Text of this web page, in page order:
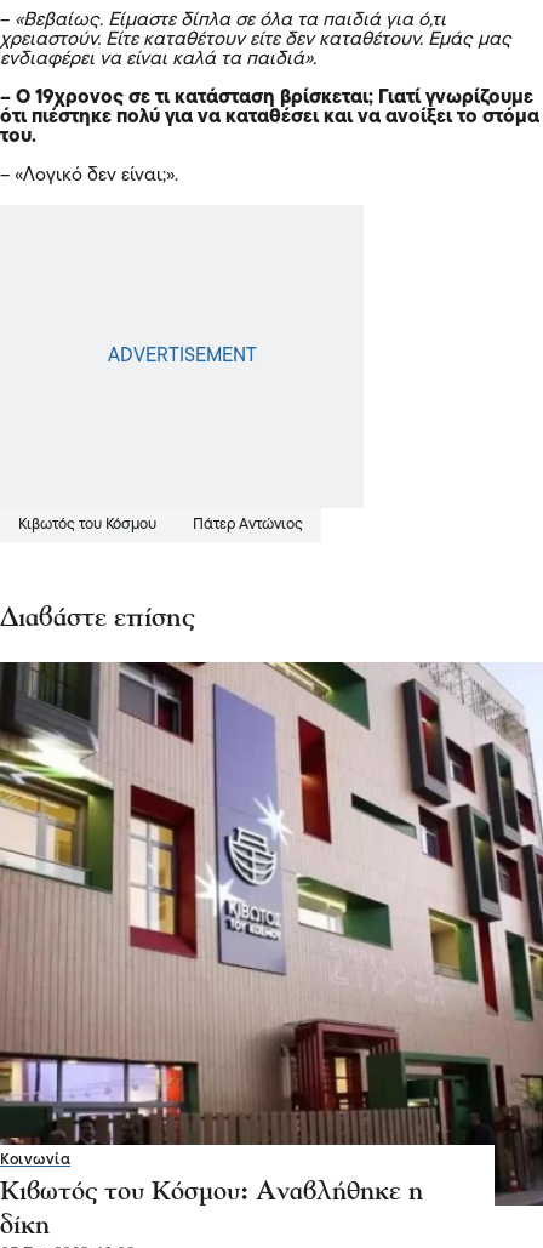
– «Βεβαίως. Είμαστε δίπλα σε όλα τα παιδιά για ό,τι
χρειαστούν. Είτε καταθέτουν είτε δεν καταθέτουν. Εμάς μας
ενδιαφέρει να είναι καλά τα παιδιά».
– Ο 19χρονος σε τι κατάσταση βρίσκεται; Γιατί γνωρίζουμε
ότι πιέστηκε πολύ για να καταθέσει και να ανοίξει το στόμα
του.
– «Λογικό δεν είναι;».
Κιβωτός του Κόσμου Πάτερ Αντώνιος
Διαβάστε επίσης
Κοινωνία
Κιβωτός του Κόσμου: Αναβλήθηκε η
δίκη